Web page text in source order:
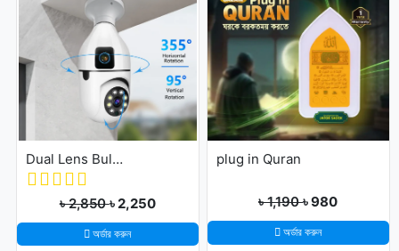
Dual Lens Bulb Holder Camera V380 Pro Apps 1080p full Hd Resulation cctv camera
৳ 2,850৳ 2,250
অর্ডার করুন
plug in Quran
৳ 1,190৳ 980
অর্ডার করুন